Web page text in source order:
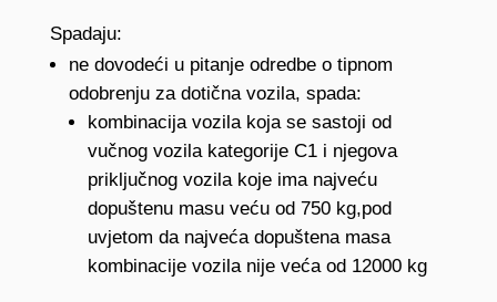
Spadaju:
ne dovodeći u pitanje odredbe o tipnom
odobrenju za dotična vozila, spada:
kombinacija vozila koja se sastoji od
vučnog vozila kategorije C1 i njegova
priključnog vozila koje ima najveću
dopuštenu masu veću od 750 kg,pod
uvjetom da najveća dopuštena masa
kombinacije vozila nije veća od 12000 kg